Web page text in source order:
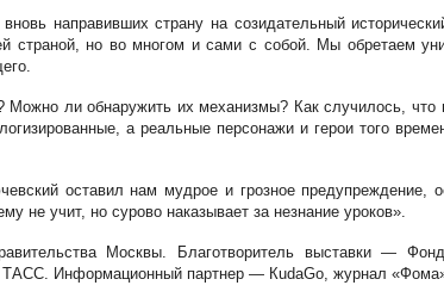
направивших страну на созидательный
но во многом и сами с собой. Мы обретаем
ли обнаружить их механизмы? Как случилось,
а реальные персонажи и герои того
оставил нам мудрое и грозное предупреждение,
не учит, но сурово наказывает за незнание уроков».
Москвы. Благотворитель выставки —
Информационный партнер — КudаGo, журнал